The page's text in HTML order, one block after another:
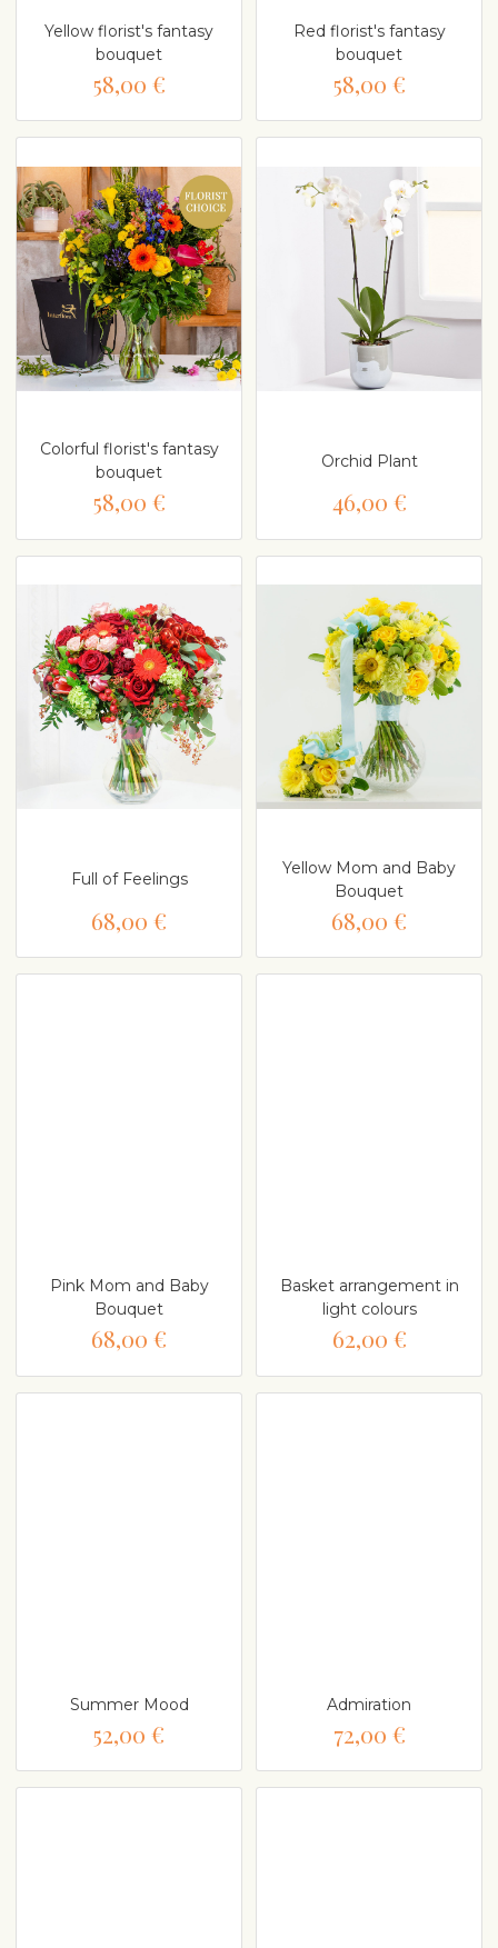
Yellow florist's fantasy
bouquet
58,00 €
Red florist's fantasy
bouquet
58,00 €
Colorful florist's fantasy
bouquet
58,00 €
Orchid Plant
46,00 €
Full of Feelings
68,00 €
Yellow Mom and Baby
Bouquet
68,00 €
Pink Mom and Baby
Bouquet
68,00 €
Basket arrangement in
light colours
62,00 €
Summer Mood
52,00 €
Admiration
72,00 €